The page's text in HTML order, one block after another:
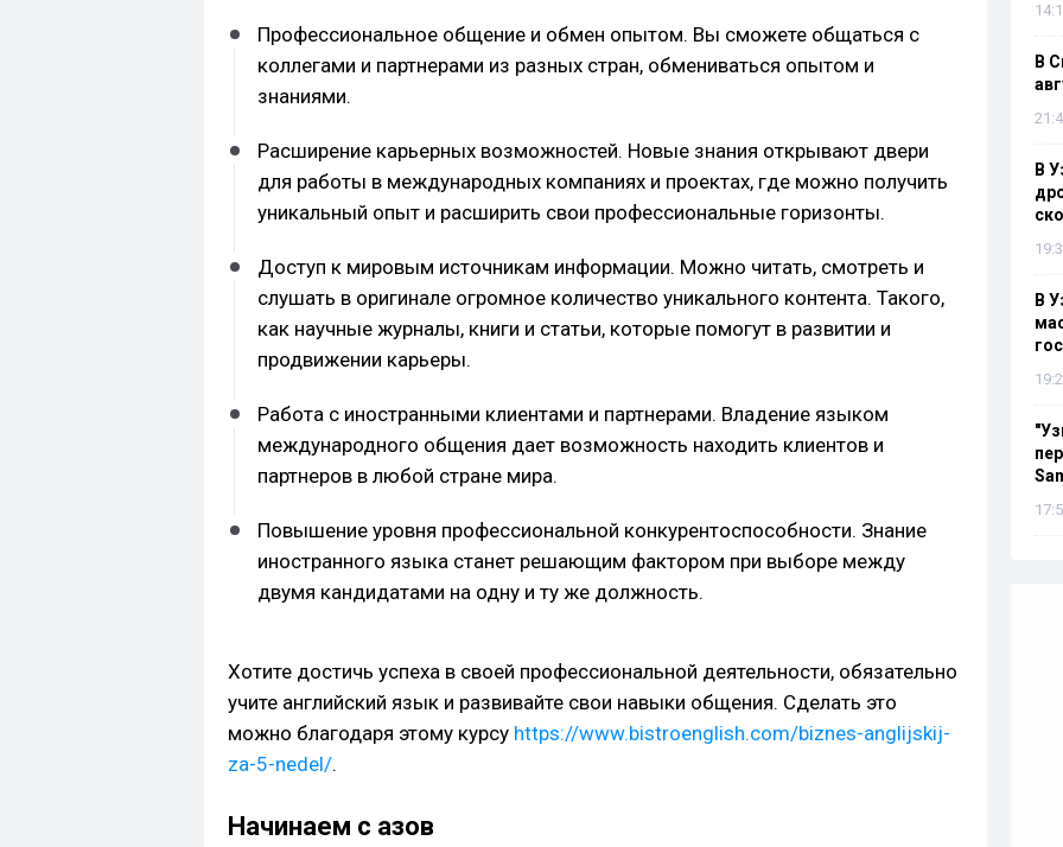
Профессиональное общение и обмен опытом. Вы сможете общаться с
коллегами и партнерами из разных стран, обмениваться опытом и
знаниями.
Расширение карьерных возможностей. Новые знания открывают двери
для работы в международных компаниях и проектах, где можно получить
уникальный опыт и расширить свои профессиональные горизонты.
Доступ к мировым источникам информации. Можно читать, смотреть и
слушать в оригинале огромное количество уникального контента. Такого,
как научные журналы, книги и статьи, которые помогут в развитии и
продвижении карьеры.
Работа с иностранными клиентами и партнерами. Владение языком
международного общения дает возможность находить клиентов и
партнеров в любой стране мира.
Повышение уровня профессиональной конкурентоспособности. Знание
иностранного языка станет решающим фактором при выборе между
двумя кандидатами на одну и ту же должность.
Хотите достичь успеха в своей профессиональной деятельности, обязательно
учите английский язык и развивайте свои навыки общения. Сделать это
можно благодаря этому курсу https://www.bistroenglish.com/biznes-anglijskij-
za-5-nedel/.
Начинаем с азов
В
В
В